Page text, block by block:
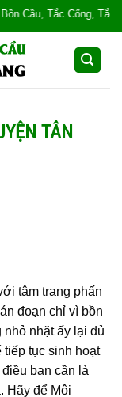
Bồn Rửa, Mùi Hôi,
TÂN
tâm trạng phấn
đoạn chỉ vì bồn
nhặt ấy lại đủ
tiếp tục sinh hoạt
bạn cần là
Hãy để Môi